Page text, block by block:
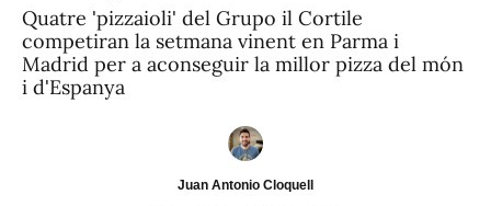
Quatre 'pizzaioli' del Grupo il Cortile
competiran la setmana vinent en Parma i
Madrid per a aconseguir la millor pizza del món
i d'Espanya
Juan Antonio Cloquell